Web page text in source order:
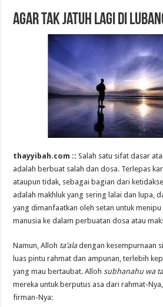
Agar Tak Jatuh Lagi di
thayyibah.com ::Salah satu sifat dasar
adalah berbuat salah dan dosa. Terlepas
ataupun tidak, sebagai bagian dari
adalah makhluk yang sering lalai dan lupa,
yang dimanfaatkan oleh setan untuk
manusia ke dalam perbuatan dosa atau
Namun, Alloh ta’aladengan kesempurnaan
luas pintu rahmat dan ampunan, terlebih
yang mau bertaubat. Allohsubhanahu wa
mereka untuk berputus asa dari rahmat-
firman-Nya: